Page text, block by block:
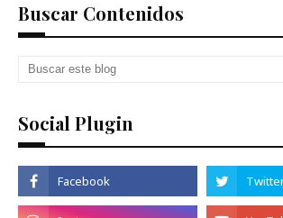
Buscar Contenidos
Social Plugin